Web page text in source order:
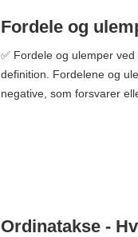
Fordele og
✅ Fordele og ulemper
definition. Fordelene og
negative, som forsvarer
Ordinatakse -